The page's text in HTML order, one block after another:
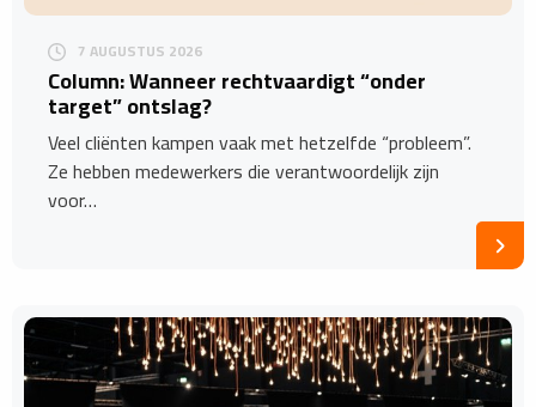
7 AUGUSTUS 2026
Column: Wanneer rechtvaardigt “onder
target” ontslag?
Veel cliënten kampen vaak met hetzelfde “probleem”.
Ze hebben medewerkers die verantwoordelijk zijn
voor…